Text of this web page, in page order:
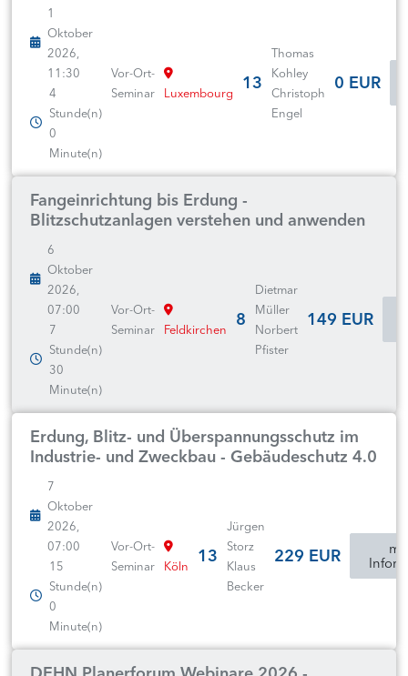
1
Oktober
2026,
11:30
4
Stunde(n)
0
Minute(n)
Vor-Ort-
Seminar
Luxembourg 13
Thomas
Kohley
Christoph
Engel
0 EUR
Fangeinrichtung bis Erdung -
Blitzschutzanlagen verstehen und anwenden
6
Oktober
2026,
07:00
7
Stunde(n)
30
Minute(n)
Vor-Ort-
Seminar
Feldkirchen 8
Dietmar
Müller
Norbert
Pfister
149 EUR
Erdung, Blitz- und Überspannungsschutz im
Industrie- und Zweckbau - Gebäudeschutz 4.0
7
Oktober
2026,
07:00
15
Stunde(n)
0
Minute(n)
Vor-Ort-
Seminar
Köln 13
Jürgen
Storz
Klaus
Becker
229 EUR